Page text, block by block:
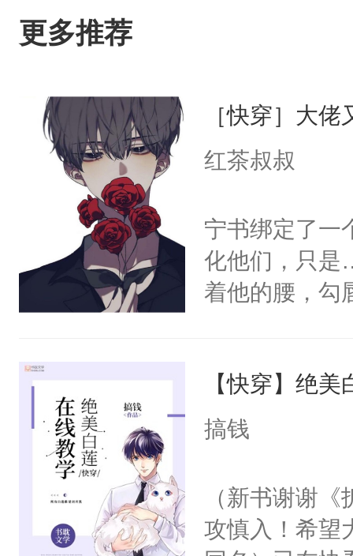
更多推荐
［快穿］大
红茶叔叔
宁书绑定了一
化他们，只是
着他的腰，勾
来，给老公
用力——为你
【快穿】绝
搞钱
（新书谢谢
攻慎入！希望